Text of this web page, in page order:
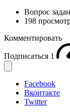
Вопрос задан
198
Комментировать
Подписаться 1
Facebook
Вконтакте
Twitter